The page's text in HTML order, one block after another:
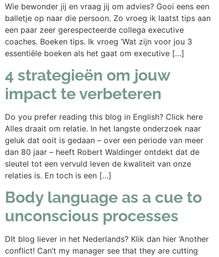
Wie bewonder jij en vraag jij om advies? Gooi eens een
balletje op naar die persoon. Zo vroeg ik laatst tips aan
een paar zeer gerespecteerde collega executive
coaches. Boeken tips. Ik vroeg ‘Wat zijn voor jou 3
essentiële boeken als het gaat om executive […]
4 strategieën om jouw
impact te verbeteren
Do you prefer reading this blog in English? Click here
Alles draait om relatie. In het langste onderzoek naar
geluk dat ooit is gedaan – over een periode van meer
dan 80 jaar – heeft Robert Waldinger ontdekt dat de
sleutel tot een vervuld leven de kwaliteit van onze
relaties is. En toch is een […]
Body language as a cue to
unconscious processes
DIt blog liever in het Nederlands? Klik dan hier ‘Another
conflict! Can’t my manager see that they are cutting